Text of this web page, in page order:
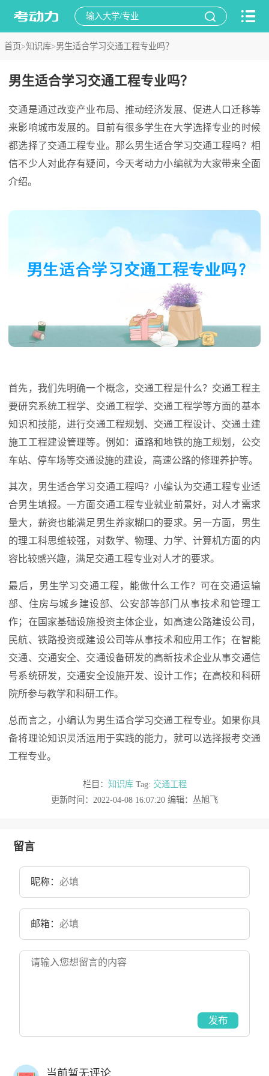
首页>知识库>男生适合学习交通工程专业吗？
男生适合学习交通工程专业吗？
交通是通过改变产业布局、推动经济发展、促进人口迁移等
来影响城市发展的。目前有很多学生在大学选择专业的时候
都选择了交通工程专业。那么男生适合学习交通工程吗？相
信不少人对此存有疑问，今天考动力小编就为大家带来全面
介绍。
首先，我们先明确一个概念，交通工程是什么？交通工程主
要研究系统工程学、交通工程学、交通工程学等方面的基本
知识和技能，进行交通工程规划、交通工程设计、交通土建
施工工程建设管理等。例如：道路和地铁的施工规划，公交
车站、停车场等交通设施的建设，高速公路的修理养护等。
其次，男生适合学习交通工程吗？小编认为交通工程专业适
合男生填报。一方面交通工程专业就业前景好，对人才需求
量大，薪资也能满足男生养家糊口的要求。另一方面，男生
的理工科思维较强，对数学、物理、力学、计算机方面的内
容比较感兴趣，满足交通工程专业对人才的要求。
最后，男生学习交通工程，能做什么工作？可在交通运输
部、住房与城乡建设部、公安部等部门从事技术和管理工
作；在国家基础设施投资主体企业，如高速公路建设公司，
民航、铁路投资或建设公司等从事技术和应用工作；在智能
交通、交通安全、交通设备研发的高新技术企业从事交通信
号系统研发，交通安全设施开发、设计工作；在高校和科研
院所参与教学和科研工作。
总而言之，小编认为男生适合学习交通工程专业。如果你具
备将理论知识灵活运用于实践的能力，就可以选择报考交通
工程专业。
栏目： 知识库Tag: 交通工程
更新时间：2022-04-08 16:07:20 编辑：丛旭飞
留言
昵称：
邮箱：
发布